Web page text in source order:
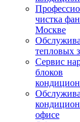
чистка
Москве
тепловых
Сервис
блоков
офисе